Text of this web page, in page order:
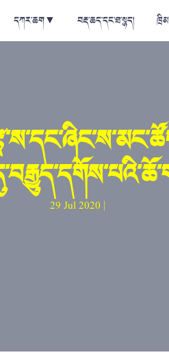
དཀར་ཆག▼ བརྡ་ཆད་དང་ཐ་སྙད།
29 Jul 2020 |